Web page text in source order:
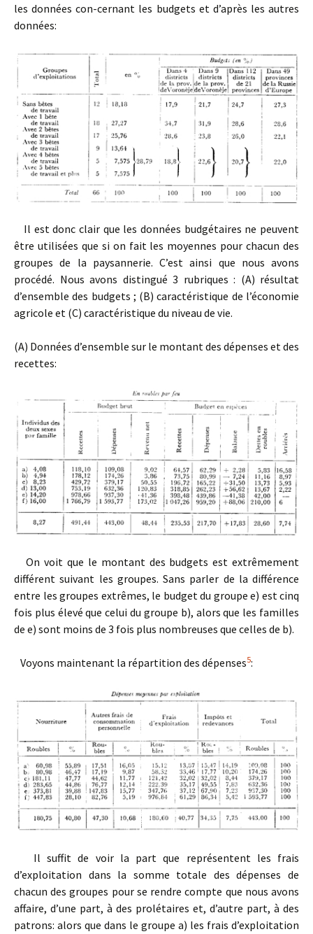
les données con-cernant les budgets et d’après les autres
données:
Il est donc clair que les données budgétaires ne peuvent
être utilisées que si on fait les moyennes pour chacun des
groupes de la paysannerie. C’est ainsi que nous avons
procédé. Nous avons distingué 3 rubriques : (A) résultat
d’ensemble des budgets ; (B) caractéristique de l’économie
agricole et (C) caractéristique du niveau de vie.
(A) Données d’ensemble sur le montant des dépenses et des
recettes:
On voit que le montant des budgets est extrêmement
différent suivant les groupes. Sans parler de la différence
entre les groupes extrêmes, le budget du groupe e) est cinq
fois plus élevé que celui du groupe b), alors que les familles
de e) sont moins de 3 fois plus nombreuses que celles de b).
Voyons maintenant la répartition des dépenses5:
Il suffit de voir la part que représentent les frais
d’exploitation dans la somme totale des dépenses de
chacun des groupes pour se rendre compte que nous avons
affaire, d’une part, à des prolétaires et, d’autre part, à des
patrons: alors que dans le groupe a) les frais d’exploitation